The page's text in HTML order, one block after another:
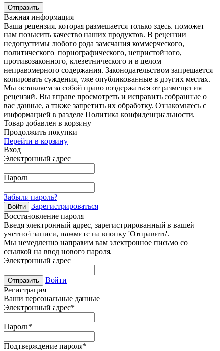
Отправить
Важная информация
Ваша рецензия, которая размещается только здесь, поможет
нам повысить качество наших продуктов. В рецензии
недопустимы любого рода замечания коммерческого,
политического, порнографического, непристойного,
противозаконного, клеветнического и в целом
неправомерного содержания. Законодательством запрещается
копировать суждения, уже опубликованные в других местах.
Мы оставляем за собой право воздержаться от размещения
рецензий. Вы вправе просмотреть и исправить собранные о
вас данные, а также запретить их обработку. Ознакомьтесь с
информацией в разделе Политика конфиденциальности.
Товар добавлен в корзину
Продолжить покупки
Перейти в корзину
Вход
Электронный адрес
Пароль
Забыли пароль?
Войти
Зарегистрироваться
Восстановление пароля
Введя электронный адрес, зарегистрированный в вашей
учетной записи, нажмите на кнопку 'Отправить'.
Мы немедленно направим вам электронное письмо со
ссылкой на ввод нового пароля.
Электронный адрес
Отправить
Войти
Регистрация
Ваши персональные данные
Электронный адрес*
Пароль*
Подтверждение пароля*